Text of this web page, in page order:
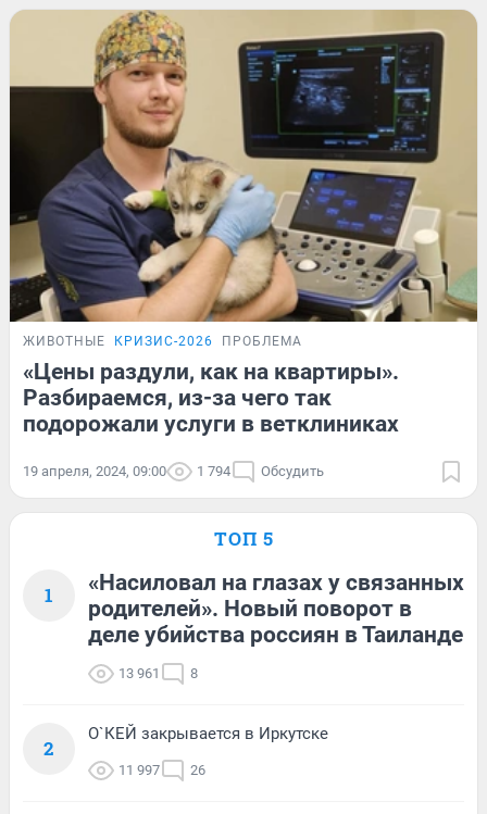
ЖИВОТНЫЕ КРИЗИС-2026 ПРОБЛЕМА
«Цены раздули, как на квартиры».
Разбираемся, из-за чего так
подорожали услуги в ветклиниках
19 апреля, 2024, 09:00 1 794 Обсудить
ТОП 5
1
«Насиловал на глазах у связанных
родителей». Новый поворот в
деле убийства россиян в Таиланде
13 961 8
2
О`КЕЙ закрывается в Иркутске
11 997 26